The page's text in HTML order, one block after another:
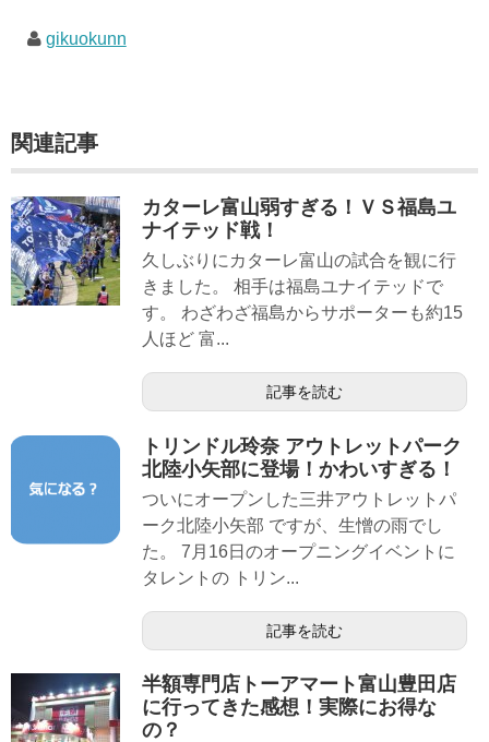
gikuokunn
関連記事
カターレ富山弱すぎる！ＶＳ福島ユ
ナイテッド戦！
久しぶりにカターレ富山の試合を観に行
きました。 相手は福島ユナイテッドで
す。 わざわざ福島からサポーターも約15
人ほど 富...
記事を読む
トリンドル玲奈 アウトレットパーク
北陸小矢部に登場！かわいすぎる！
ついにオープンした三井アウトレットパ
ーク北陸小矢部 ですが、生憎の雨でし
た。 7月16日のオープニングイベントに
タレントの トリン...
記事を読む
半額専門店トーアマート富山豊田店
に行ってきた感想！実際にお得な
の？